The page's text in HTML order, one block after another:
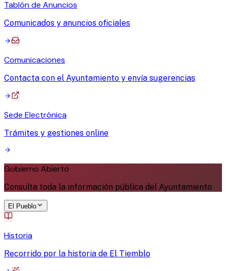
Tablón de Anuncios
Comunicados y anuncios oficiales
Comunicaciones
Contacta con el Ayuntamiento y envía sugerencias
Sede Electrónica
Trámites y gestiones online
Gobierno Abierto
Consulta toda la información pública del Ayuntamiento
El Pueblo
Historia
Recorrido por la historia de El Tiemblo